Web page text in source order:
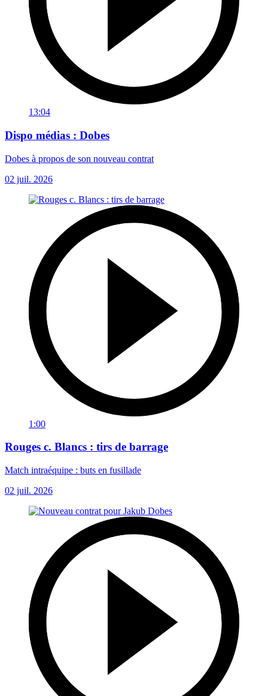
13:04
Dispo médias : Dobes
Dobes à propos de son nouveau contrat
02 juil. 2026
1:00
Rouges c. Blancs : tirs de barrage
Match intraéquipe : buts en fusillade
02 juil. 2026